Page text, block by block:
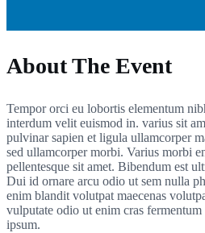
About The Event
Tempor orci eu lobortis elementum
interdum velit euismod in. varius sit
pulvinar sapien et ligula ullamcorper
sed ullamcorper morbi. Varius morbi
pellentesque sit amet. Bibendum est
Dui id ornare arcu odio ut sem nulla
enim blandit volutpat maecenas
vulputate odio ut enim cras
ipsum.